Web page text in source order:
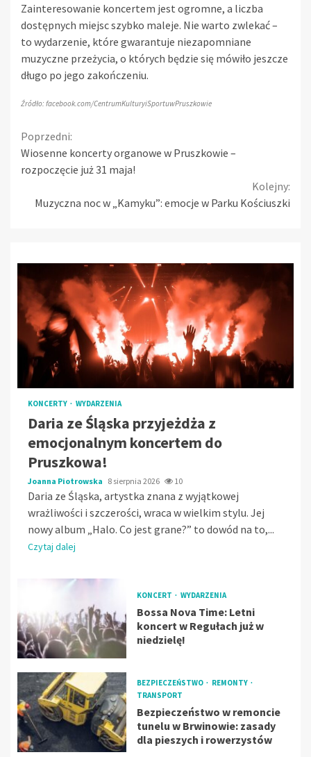
Zainteresowanie koncertem jest ogromne, a liczba
dostępnych miejsc szybko maleje. Nie warto zwlekać –
to wydarzenie, które gwarantuje niezapomniane
muzyczne przeżycia, o których będzie się mówiło jeszcze
długo po jego zakończeniu.
Źródło: facebook.com/CentrumKulturyiSportuwPruszkowie
Continue
Reading
Poprzedni:
Wiosenne koncerty organowe w Pruszkowie –
rozpoczęcie już 31 maja!
Kolejny:
Muzyczna noc w „Kamyku”: emocje w Parku Kościuszki
KONCERTY WYDARZENIA
Daria ze Śląska przyjeżdża z
emocjonalnym koncertem do
Pruszkowa!
Joanna Piotrowska 8 sierpnia 2026 10
Daria ze Śląska, artystka znana z wyjątkowej
wrażliwości i szczerości, wraca w wielkim stylu. Jej
nowy album „Halo. Co jest grane?” to dowód na to,...
Czytaj dalej
KONCERT WYDARZENIA
Bossa Nova Time: Letni
koncert w Regułach już w
niedzielę!
BEZPIECZEŃSTWO
REMONTY
TRANSPORT
Bezpieczeństwo w remoncie
tunelu w Brwinowie: zasady
dla pieszych i rowerzystów